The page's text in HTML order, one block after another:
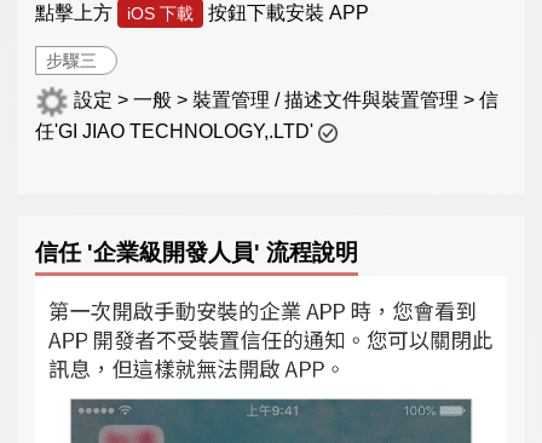
點擊上方 iOS 下載 按鈕下載安裝 APP
步驟三
設定 > 一般 > 裝置管理 / 描述文件與裝置管理 > 信
任'GI JIAO TECHNOLOGY,.LTD'
信任 '企業級開發人員' 流程說明